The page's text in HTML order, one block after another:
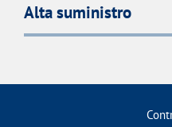
Alta suministro